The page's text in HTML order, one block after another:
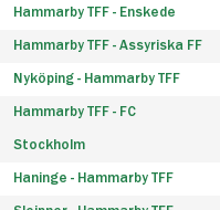
Hammarby TFF - Enskede
Hammarby TFF - Assyriska FF
Nyköping - Hammarby TFF
Hammarby TFF - FC
Stockholm
Haninge - Hammarby TFF